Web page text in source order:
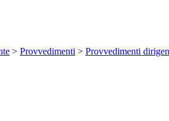
> Provvedimenti > Provvedimenti